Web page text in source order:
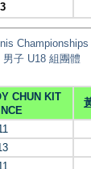
3
子 U18 組團體
CHUN KIT